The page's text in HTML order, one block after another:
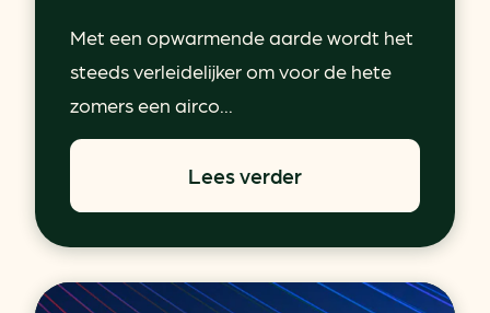
Met een opwarmende aarde wordt het
steeds verleidelijker om voor de hete
zomers een airco...
Lees verder